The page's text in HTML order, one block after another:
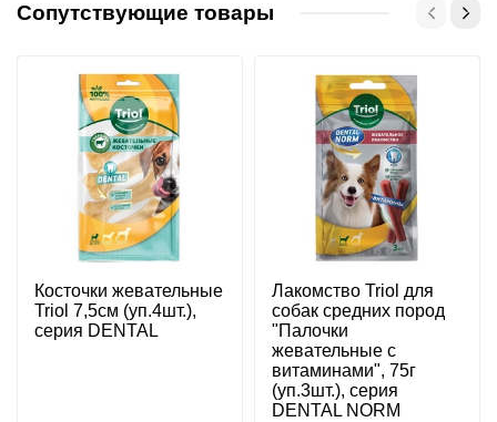
Сопутствующие товары
Косточки жевательные
Triol 7,5см (уп.4шт.),
серия DENTAL
Лакомство Triol для
собак средних пород
"Палочки
жевательные с
витаминами", 75г
(уп.3шт.), серия
DENTAL NORM